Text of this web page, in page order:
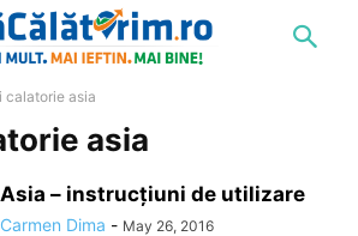
calatorie asia
asia
Asia – instrucțiuni de utilizare
Carmen Dima - May 26, 2016